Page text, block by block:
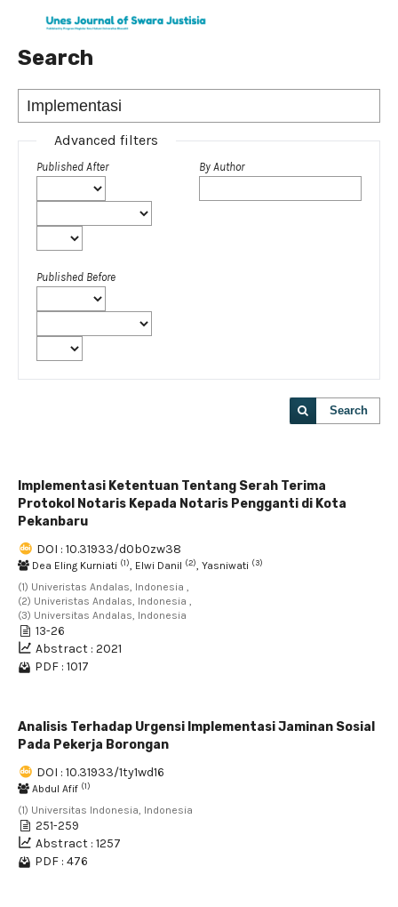
Search
Advanced filters
Published After
Published Before
By Author
Search
Implementasi Ketentuan Tentang Serah Terima
Protokol Notaris Kepada Notaris Pengganti di Kota
Pekanbaru
DOI : 10.31933/d0b0zw38
Dea Eling Kurniati (1), Elwi Danil (2), Yasniwati (3)
(1) Univeristas Andalas, Indonesia ,
(2) Univeristas Andalas, Indonesia ,
(3) Universitas Andalas, Indonesia
13-26
Abstract : 2021
PDF : 1017
Analisis Terhadap Urgensi Implementasi Jaminan Sosial
Pada Pekerja Borongan
DOI : 10.31933/1ty1wd16
Abdul Afif (1)
(1) Universitas Indonesia, Indonesia
251-259
Abstract : 1257
PDF : 476